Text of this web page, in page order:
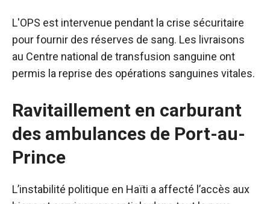
L'OPS est intervenue pendant la crise sécuritaire
pour fournir des réserves de sang. Les livraisons
au Centre national de transfusion sanguine ont
permis la reprise des opérations sanguines vitales.
Ravitaillement en carburant
des ambulances de Port-au-
Prince
L’instabilité politique en Haïti a affecté l’accès aux